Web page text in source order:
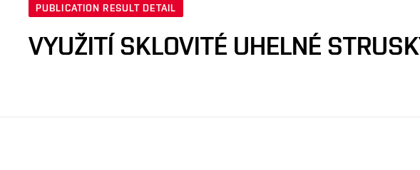
PUBLICATION RESULT DETAIL
VYUŽITÍ SKLOVITÉ UHELNÉ